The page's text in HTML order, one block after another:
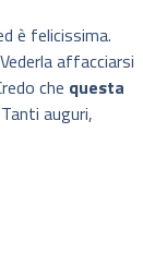
è felicissima.
affacciarsi
che questa
auguri,